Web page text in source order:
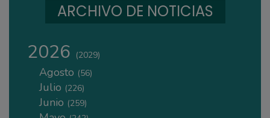
ARCHIVO DE NOTICIAS
2026 (2029)
Agosto (56)
Julio (226)
Junio (259)